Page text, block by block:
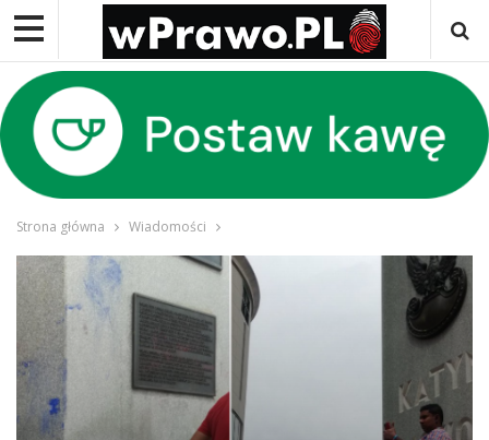
Strona główna Wiadomości